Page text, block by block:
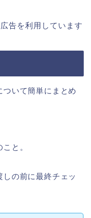
告を利用しています
ついて簡単にまとめ
と。
の前に最終チェッ